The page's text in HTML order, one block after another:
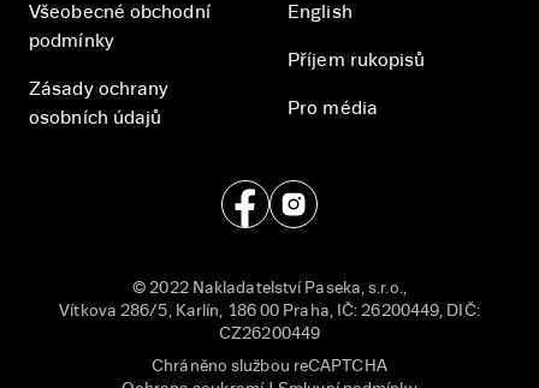
Všeobecné obchodní
podmínky
Zásady ochrany
osobních údajů
English
Příjem rukopisů
Pro média
© 2022 Nakladatelství Paseka, s.r.o.,
Vítkova 286/5, Karlín, 186 00 Praha, IČ: 26200449, DIČ:
CZ26200449
Chráněno službou reCAPTCHA